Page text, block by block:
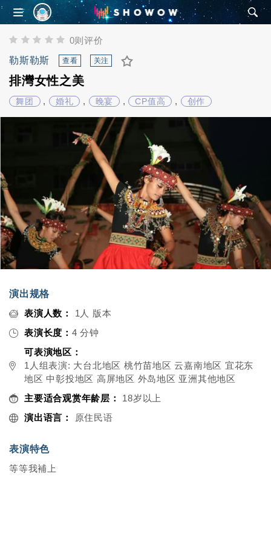
0则评价
勒斯勒斯
查看 关注
排灣女性之美
舞团 , 婚礼 , 晚宴 , CP值高 , 创作
演出规格
表演人数：
1人 版本
表演长度： 4 分钟
可表演地区：
1人组表演: 大台北地区 桃竹苗地区 云嘉南地区 宜花东
地区 中彰投地区 高屏地区 外岛地区 亚洲其他地区
主要适合观赏年龄层：
18岁以上
演出语言：
原住民语
表演特色
等等我補上